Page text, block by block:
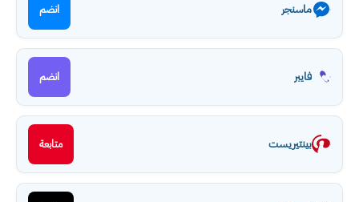
ماسنجر انضم
فايبر انضم
بينتيريست متابعة